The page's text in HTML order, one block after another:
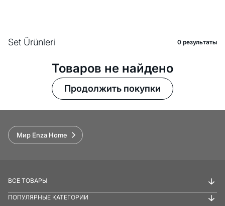
Set Ürünleri 0 pезультаты
Товаров не найдено
Продолжить покупки
Мир Enza Home
ВСЕ ТОВАРЫ
ПОПУЛЯРНЫЕ КАТЕГОРИИ